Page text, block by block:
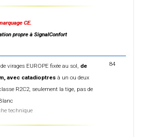
CE.
propre à SignalConfort
virages EUROPE fixée au sol, de
avec catadioptres à un ou deux
R2C2, seulement la tige, pas de
technique
84